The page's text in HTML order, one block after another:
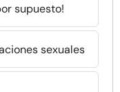
supuesto!
sexuales